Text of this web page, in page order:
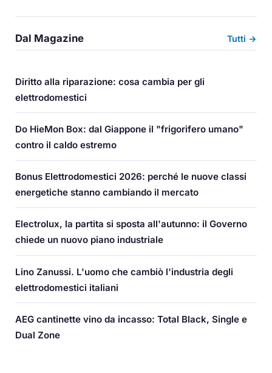
Dal Magazine Tutti →
Diritto alla riparazione: cosa cambia per gli
elettrodomestici
Do HieMon Box: dal Giappone il "frigorifero umano"
contro il caldo estremo
Bonus Elettrodomestici 2026: perché le nuove classi
energetiche stanno cambiando il mercato
Electrolux, la partita si sposta all'autunno: il Governo
chiede un nuovo piano industriale
Lino Zanussi. L'uomo che cambiò l'industria degli
elettrodomestici italiani
AEG cantinette vino da incasso: Total Black, Single e
Dual Zone